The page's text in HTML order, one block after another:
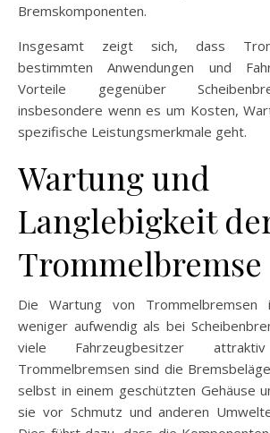
Bremskomponenten.
Insgesamt zeigt sich, dass
bestimmten Anwendungen und
Vorteile gegenüber
insbesondere wenn es um Kosten,
spezifische Leistungsmerkmale geht.
Wartung und
Langlebigkeit
Trommelbremse
Die Wartung von
weniger aufwendig als bei
viele Fahrzeugbesitzer
Trommelbremsen sind die
selbst in einem geschützten Gehäuse
sie vor Schmutz und anderen